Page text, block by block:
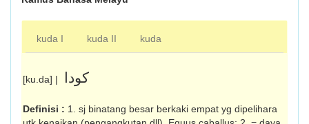
kuda I kuda II kuda
[ku.da] | کودا
Definisi : 1. sj binatang besar berkaki empat yg dipelihara